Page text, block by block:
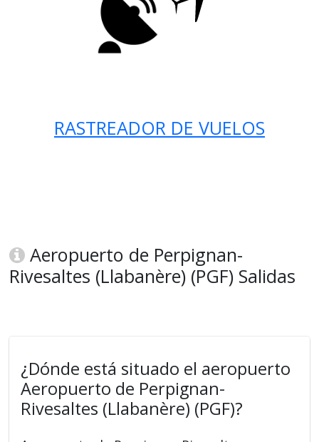
RASTREADOR DE VUELOS
Aeropuerto de Perpignan-
Rivesaltes (Llabanère) (PGF) Salidas
¿Dónde está situado el aeropuerto
Aeropuerto de Perpignan-
Rivesaltes (Llabanère) (PGF)?